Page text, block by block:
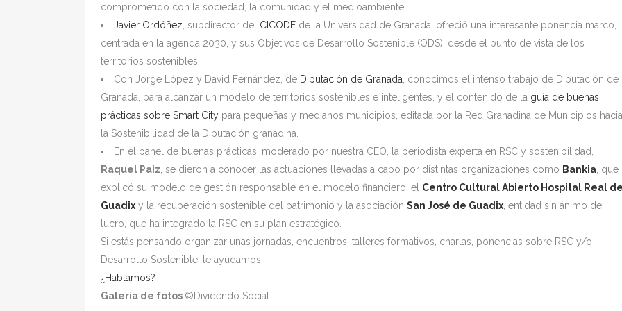
comprometido con la sociedad, la comunidad y el medioambiente.
Javier Ordóñez , subdirector del CICODE de la Universidad de Granada, ofreció una interesante ponencia marco,
centrada en la agenda 2030, y sus Objetivos de Desarrollo Sostenible (ODS), desde el punto de vista de los
territorios sostenibles.
Con Jorge López y David Fernández, de Diputación de Granada , conocimos el intenso trabajo de Diputación de
Granada, para alcanzar un modelo de territorios sostenibles e inteligentes, y el contenido de la guía de buenas
prácticas sobre Smart City para pequeñas y medianos municipios, editada por la Red Granadina de Municipios hacia
la Sostenibilidad de la Diputación granadina.
En el panel de buenas prácticas, moderado por nuestra CEO, la periodista experta en RSC y sostenibilidad,
Raquel Paiz , se dieron a conocer las actuaciones llevadas a cabo por distintas organizaciones como Bankia , que
explicó su modelo de gestión responsable en el modelo financiero; el Centro Cultural Abierto Hospital Real
Guadix y la recuperación sostenible del patrimonio y la asociación San José de Guadix , entidad sin ánimo de
lucro, que ha integrado la RSC en su plan estratégico.
Si estás pensando organizar unas jornadas, encuentros, talleres formativos, charlas, ponencias sobre RSC y/o
Desarrollo Sostenible, te ayudamos.
¿Hablamos?
Galería de fotos ©Dividendo Social